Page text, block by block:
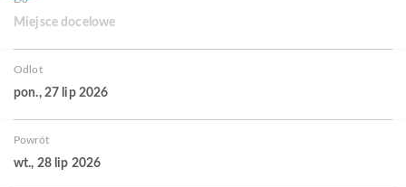
Miejsce docelowe
Odlot
pon., 27 lip 2026
Powrót
wt., 28 lip 2026